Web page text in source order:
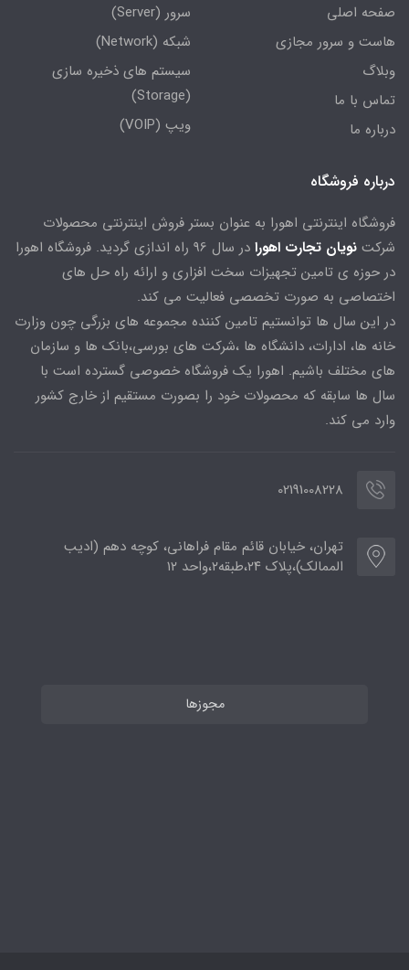
صفحه اصلی
هاست و سرور مجازی
وبلاگ
تماس با ما
درباره ما
سرور (Server)
شبکه (Network)
سیستم های ذخیره سازی
(Storage)
ویپ (VOIP)
درباره فروشگاه
فروشگاه اینترنتی اهورا به عنوان بستر فروش اینترنتی محصولات
شرکت نویان تجارت اهورا
در سال 96 راه اندازی گردید. فروشگاه اهورا
در حوزه ی تامین تجهیزات سخت افزاری و ارائه راه حل های
اختصاصی به صورت تخصصی فعالیت می کند.
در این سال ها توانستیم تامین کننده مجموعه های بزرگی چون وزارت
خانه ها، ادارات، دانشگاه ها ،شرکت های بورسی،بانک ها و سازمان
های مختلف باشیم. اهورا یک فروشگاه خصوصی گسترده است با
سال ها سابقه که محصولات خود را بصورت مستقیم از خارج کشور
وارد می کند.
02191008228
تهران، خیابان قائم مقام فراهانی، کوچه دهم (ادیب
الممالک)،پلاک ۲۴،طبقه۲،واحد ۱۲
مجوزها